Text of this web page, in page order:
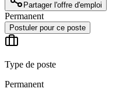
Partager l'offre d'emploi
Permanent
Postuler pour ce poste
Type de poste
Permanent